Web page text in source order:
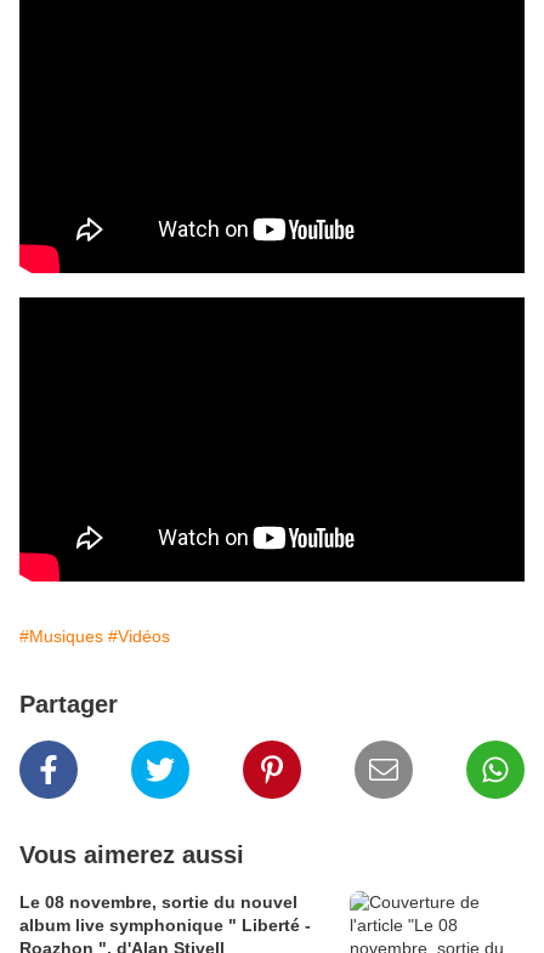
#Musiques #Vidéos
Partager
Vous aimerez aussi
Le 08 novembre, sortie du nouvel
album live symphonique " Liberté -
Roazhon ", d'Alan Stivell